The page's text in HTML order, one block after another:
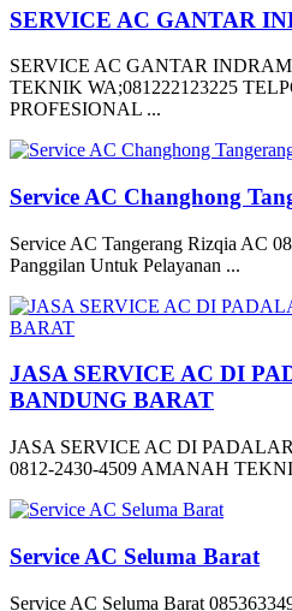
SERVICE AC GANTAR
SERVICE AC GANTAR
TEKNIK WA;081222123225
PROFESIONAL ...
Service AC Changhong
Service AC Tangerang Rizqia AC
Panggilan Untuk Pelayanan ...
JASA SERVICE AC DI
BANDUNG BARAT
JASA SERVICE AC DI
0812-2430-4509 AMANAH
Service AC Seluma Barat
Service AC Seluma Barat